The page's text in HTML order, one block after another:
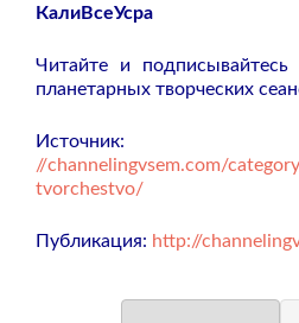
КалиВсеУсра
Читайте и
планетарных творческих
Источник:
//channelingvsem.com/
tvorchestvo/
Публикация: http://